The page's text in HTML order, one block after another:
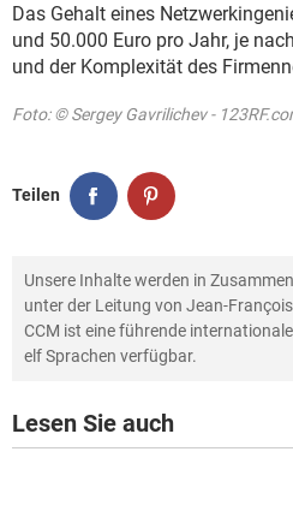
Das Gehalt eines
und 50.000 Euro pro Jahr, je
und der Komplexität des
Foto: © Sergey Gavrilichev -
Teilen
Unsere Inhalte werden in
unter der Leitung von Jean-
CCM ist eine führende
elf Sprachen verfügbar.
Lesen Sie auch